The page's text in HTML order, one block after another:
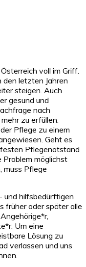
voll im Griff.
den letzten Jahren
steigen. Auch
gesund und
nach
zu erfüllen.
Pflege zu einem
Geht es
Pflegenotstand
Problem möglichst
muss Pflege
und hilfsbedürftigen
früher oder später alle
Um eine
Lösung zu
verlassen und uns